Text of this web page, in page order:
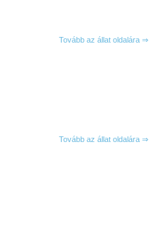
Tovább az állat oldalára ⇒
Tovább az állat oldalára ⇒